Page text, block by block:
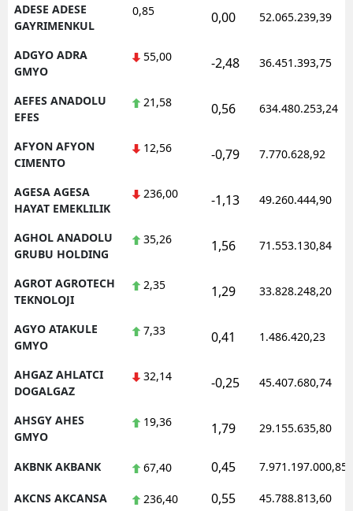
Gümüşhane
Hakkari
Mersin
Kırşehir
Kütahya
ADESE ADESE
GAYRIMENKUL
0,85 0,00 52.065.239,39
ADGYO ADRA
GMYO
55,00 -2,48 36.451.393,75
AEFES ANADOLU
EFES
21,58 0,56 634.480.253,24
AFYON AFYON
CIMENTO
12,56 -0,79 7.770.628,92
AGESA AGESA
HAYAT EMEKLILIK
236,00 -1,13 49.260.444,90
AGHOL ANADOLU
GRUBU HOLDING
35,26 1,56 71.553.130,84
AGROT AGROTECH
TEKNOLOJI
2,35 1,29 33.828.248,20
AGYO ATAKULE
GMYO
7,33 0,41 1.486.420,23
AHGAZ AHLATCI
DOGALGAZ
32,14 -0,25 45.407.680,74
AHSGY AHES
GMYO
19,36 1,79 29.155.635,80
AKBNK AKBANK 67,40 0,45 7.971.197.000,85
AKCNS AKCANSA 236,40 0,55 45.788.813,60